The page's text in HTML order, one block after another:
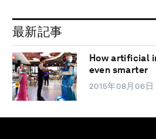
最新記事
How artificial
even smarter
2015年08月06日